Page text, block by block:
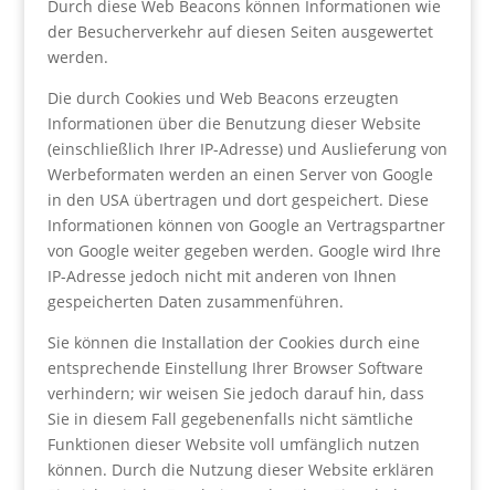
Durch diese Web Beacons können Informationen wie
der Besucherverkehr auf diesen Seiten ausgewertet
werden.
Die durch Cookies und Web Beacons erzeugten
Informationen über die Benutzung dieser Website
(einschließlich Ihrer IP-Adresse) und Auslieferung von
Werbeformaten werden an einen Server von Google
in den USA übertragen und dort gespeichert. Diese
Informationen können von Google an Vertragspartner
von Google weiter gegeben werden. Google wird Ihre
IP-Adresse jedoch nicht mit anderen von Ihnen
gespeicherten Daten zusammenführen.
Sie können die Installation der Cookies durch eine
entsprechende Einstellung Ihrer Browser Software
verhindern; wir weisen Sie jedoch darauf hin, dass
Sie in diesem Fall gegebenenfalls nicht sämtliche
Funktionen dieser Website voll umfänglich nutzen
können. Durch die Nutzung dieser Website erklären